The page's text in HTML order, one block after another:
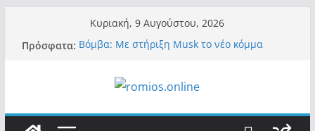
περιεχόμενο
Κυριακή, 9 Αυγούστου, 2026
Πρόσφατα: Βόμβα: Με στήριξη Musk το νέο κόμμα
πανικό, πατριωτικό τσουνάμι σαρώνει την
εγκλήματά του στην πανδημία – Στην